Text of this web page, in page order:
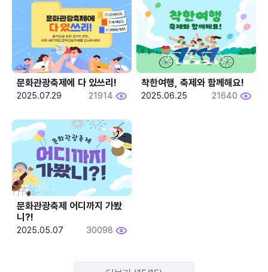
문화관광축제에 다 있쓰리!
2025.07.29 21914
착한여행, 축제와 함께해요!
2025.06.25 21640
문화관광축제 어디까지 가봤
니?!
2025.05.07 30098